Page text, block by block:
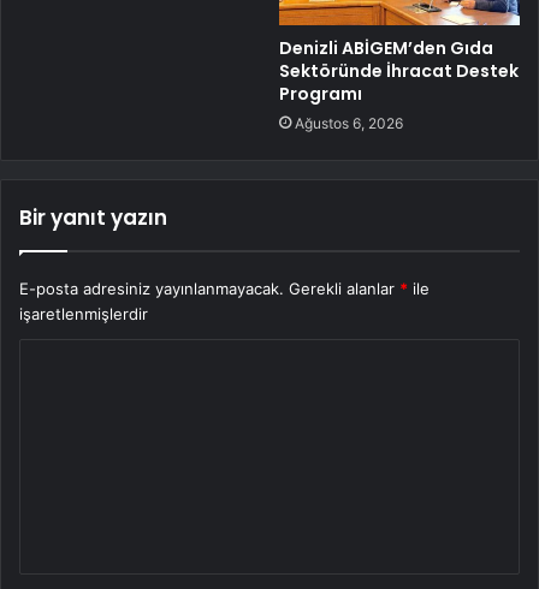
Denizli ABİGEM’den Gıda
Sektöründe İhracat Destek
Programı
Ağustos 6, 2026
Bir yanıt yazın
E-posta adresiniz yayınlanmayacak. Gerekli alanlar * ile
işaretlenmişlerdir